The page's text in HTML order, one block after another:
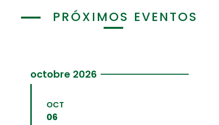
PRÓXIMOS EVENTOS
octobre 2026
OCT
06